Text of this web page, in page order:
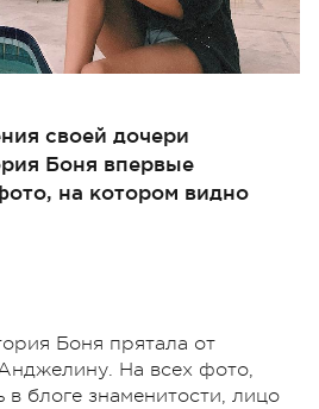
своей дочери
Боня впервые
на котором видно
Боня прятала от
На всех фото,
в блоге знаменитости, лицо